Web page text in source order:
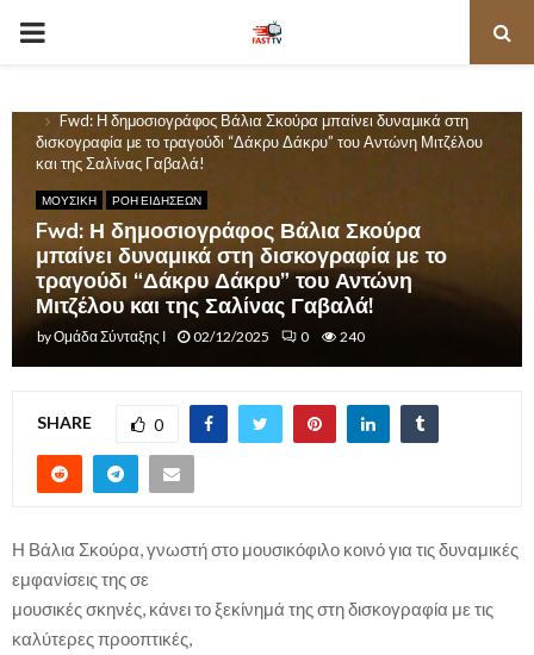
PRIMARY
Fwd: Η δημοσιογράφος Βάλια Σκούρα μπαίνει δυναμικά στη
δισκογραφία με το τραγούδι “Δάκρυ Δάκρυ” του Αντώνη Μιτζέλου
και της Σαλίνας Γαβαλά!
ΜΟΥΣΙΚΗ ΡΟΗ ΕΙΔΗΣΕΩΝ
Fwd: Η δημοσιογράφος Βάλια Σκούρα
μπαίνει δυναμικά στη δισκογραφία με το
τραγούδι “Δάκρυ Δάκρυ” του Αντώνη
Μιτζέλου και της Σαλίνας Γαβαλά!
byΟμάδα Σύνταξης Ι 02/12/2025 0 240
SHARE 0
Η Βάλια Σκούρα, γνωστή στο μουσικόφιλο κοινό για τις δυναμικές
εμφανίσεις της σε
μουσικές σκηνές, κάνει το ξεκίνημά της στη δισκογραφία με τις
καλύτερες προοπτικές,